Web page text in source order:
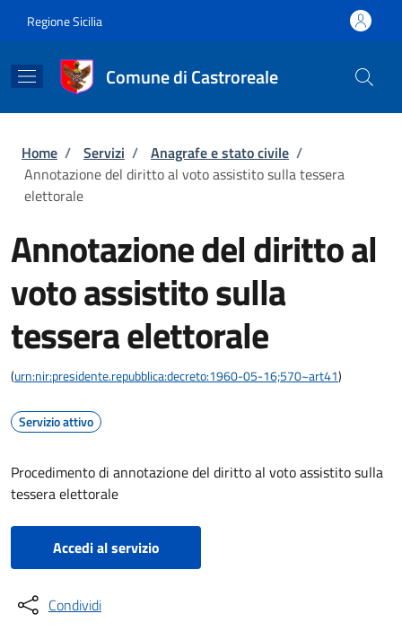
Regione Sicilia
Comune di Castroreale
Briciole di pane
Home / Servizi / Anagrafe e stato civile /
Annotazione del diritto al voto assistito sulla tessera
elettorale
Annotazione del diritto al
voto assistito sulla
tessera elettorale
(urn:nir:presidente.repubblica:decreto:1960-05-16;570~art41)
Servizio attivo
Procedimento di annotazione del diritto al voto assistito sulla
tessera elettorale
Accedi al servizio
Condividi